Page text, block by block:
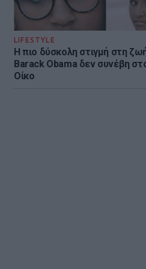
LIFESTYLE
Η πιο δύσκολη στιγμή στη
Barack Obama δεν συνέβη
Οίκο